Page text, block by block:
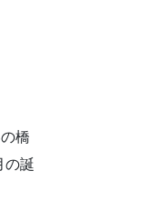
橋
の誕